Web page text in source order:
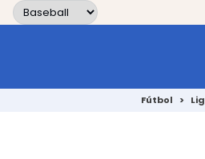
Skip to content
Fútbol >